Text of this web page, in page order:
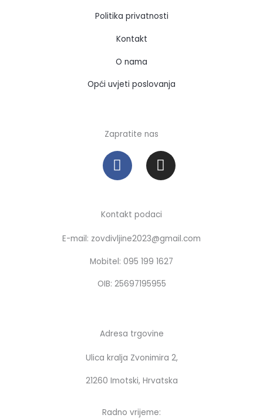
Politika privatnosti
Kontakt
O nama
Opći uvjeti poslovanja
Zapratite nas
F
a
c
b
o
o
k
I
n
s
a
r
a
m
Kontakt podaci
E-mail: zovdivljine2023@gmail.com
Mobitel: 095 199 1627
OIB: 25697195955
Adresa trgovine
Ulica kralja Zvonimira 2,
21260 Imotski, Hrvatska
Radno vrijeme: